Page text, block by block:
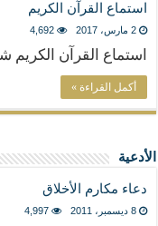
استماع القرآن الكريم
2 مارس، 2017 4,692
استماع القرآن الكريم
أكمل القراءة »
الأدعية
دعاء مكارم الأخلاق
8 ديسمبر، 2011 4,997